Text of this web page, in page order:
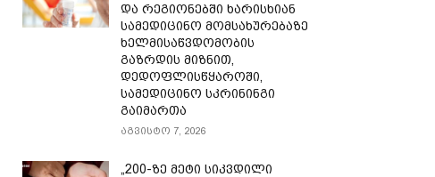
და რეგიონებში ხარისხიან
სამედიცინო მომსახურებაზე
ხელმისაწვდომობის
გაზრდის მიზნით,
დედოფლისწყაროში,
სამედიცინო სკრინინგი
გაიმართა
აგვისტო 7, 2026
„200-ზე მეტი სიკვდილი